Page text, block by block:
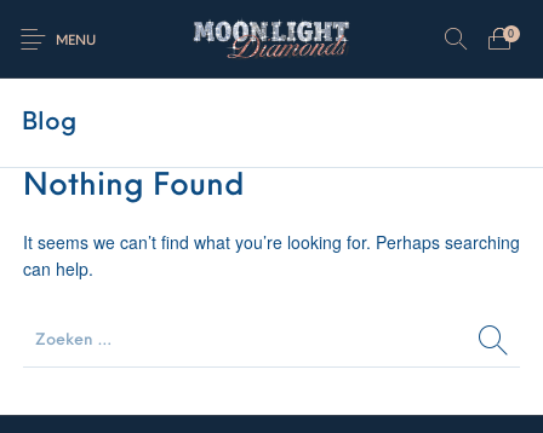
MENU
0
Blog
Nothing Found
It seems we can’t find what you’re looking for. Perhaps searching
can help.